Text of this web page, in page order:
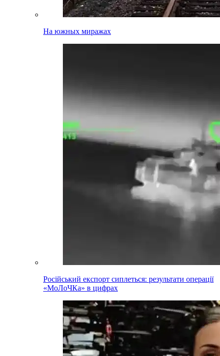
На южных миражах
Російський експорт сиплеться: результати операції
«МоЛоЧКа» в цифрах